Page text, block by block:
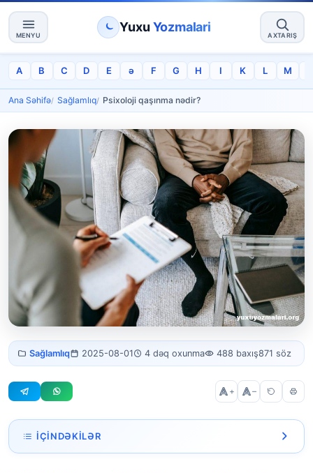
MENYU
Yuxu Yozmalari
AXTARIŞ
A B C D E ə F G H I K L M
Ana Səhifə Sağlamlıq Psixoloji qaşınma nədir?
Psixoloji qaşınma
nədir?
Sağlamlıq 2025-08-01 4 dəq oxunma 488 baxış871 söz
+ –
İÇINDƏKILƏR